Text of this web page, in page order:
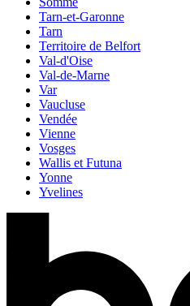
Tarn-et-Garonne
Tarn
Territoire de Belfort
Val-d'Oise
Val-de-Marne
Var
Vaucluse
Vendée
Vienne
Vosges
Wallis et Futuna
Yonne
Yvelines